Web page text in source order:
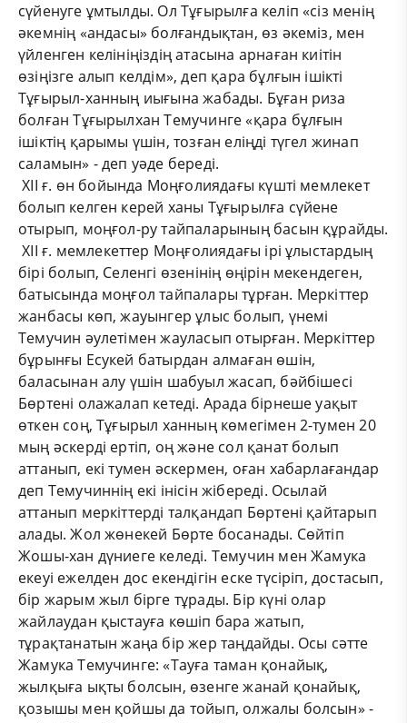
сүйенуге ұмтылды. Ол Тұғырылға келіп «сіз менің
әкемнің «андасы» болғандықтан, өз әкеміз, мен
үйленген келініңіздің атасына арнаған киітін
өзіңізге алып келдім», деп қара бұлғын ішікті
Тұғырыл-ханның иығына жабады. Бұған риза
болған Тұғырылхан Темучинге «қара бұлғын
ішіктің қарымы үшін, тозған еліңді түгел жинап
саламын» - деп уәде береді.
ХІІ ғ. өн бойында Моңғолиядағы күшті мемлекет
болып келген керей ханы Тұғырылға сүйене
отырып, моңғол-ру тайпаларының басын құрайды.
ХІІ ғ. мемлекеттер Моңғолиядағы ірі ұлыстардың
бірі болып, Селенгі өзенінің өңірін мекендеген,
батысында моңғол тайпалары тұрған. Меркіттер
жанбасы көп, жауынгер ұлыс болып, үнемі
Темучин әулетімен жауласып отырған. Меркіттер
бұрынғы Есукей батырдан алмаған өшін,
баласынан алу үшін шабуыл жасап, бәйбішесі
Бөртені олажалап кетеді. Арада бірнеше уақыт
өткен соң, Тұғырыл ханның көмегімен 2-тумен 20
мың әскерді ертіп, оң және сол қанат болып
аттанып, екі тумен әскермен, оған хабарлағандар
деп Темучиннің екі інісін жібереді. Осылай
аттанып меркіттерді талқандап Бөртені қайтарып
алады. Жол жөнекей Бөрте босанады. Сөйтіп
Жошы-хан дүниеге келеді. Темучин мен Жамука
екеуі ежелден дос екендігін еске түсіріп, достасып,
бір жарым жыл бірге тұрады. Бір күні олар
жайлаудан қыстауға көшіп бара жатып,
тұрақтанатын жаңа бір жер таңдайды. Осы сәтте
Жамука Темучинге: «Тауға таман қонайық,
жылқыға ықты болсын, өзенге жанай қонайық,
қозышы мен қойшы да тойып, олжалы болсын» -